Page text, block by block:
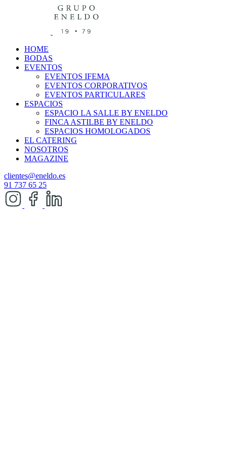
HOME
BODAS
EVENTOS
EVENTOS IFEMA
EVENTOS CORPORATIVOS
EVENTOS PARTICULARES
ESPACIOS
ESPACIO LA SALLE BY ENELDO
FINCA ASTILBE BY ENELDO
ESPACIOS HOMOLOGADOS
EL CATERING
NOSOTROS
MAGAZINE
clientes@eneldo.es
91 737 65 25